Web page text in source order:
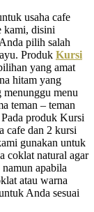
usaha cafe
kami, disini
pilih salah
Produk Kursi
yang amat
hitam yang
menunggu menu
teman – teman
produk Kursi
cafe dan 2 kursi
gunakan untuk
coklat natural agar
apabila
atau warna
Anda sesuai